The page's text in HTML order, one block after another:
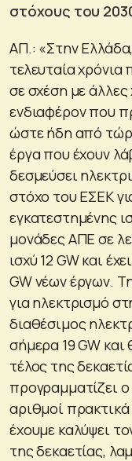
στόχους του
ΑΠ.: «Στην
τελευταία
σε σχέση με
ενδιαφέρον που
ώστε ήδη από
έργα που έχουν
δεσμεύσει
στόχο του ΕΣΕΚ
εγκατεστημένης
μονάδες ΑΠΕ σε
ισχύ 12 GW και
GW νέων έργων.
για ηλεκτρισμό
διαθέσιμος
σήμερα 19 GW
τέλος της
προγραμματίζει
αριθμοί
έχουμε καλύψει
της δεκαετίας,